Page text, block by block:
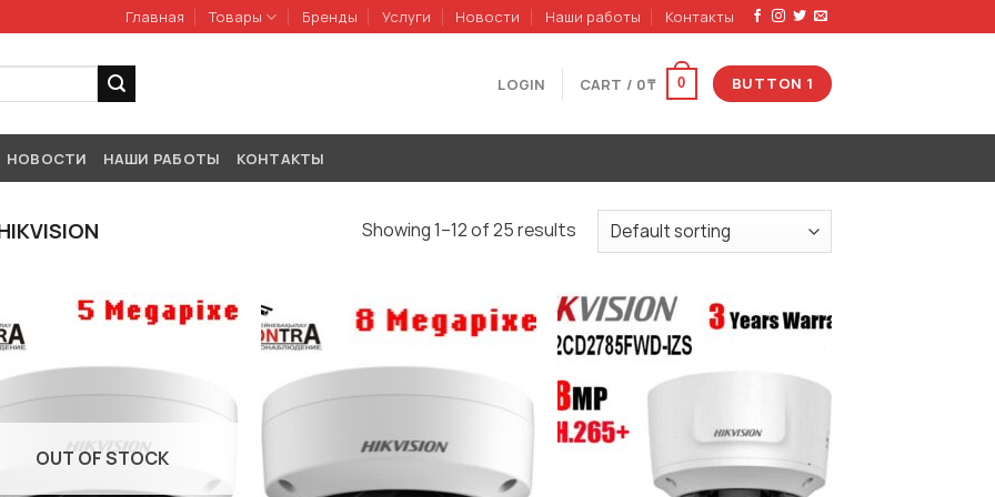
Главная Товары Бренды Услуги Новости Наши работы Контакты
LOGIN CART / 0₸ 0 BUTTON 1
НОВОСТИ НАШИ РАБОТЫ КОНТАКТЫ
Showing 1–12 of 25 results
OUT OF STOCK